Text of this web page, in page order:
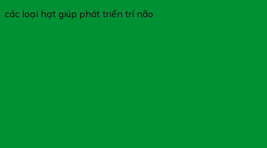
các loại hạt giúp phát triển trí não